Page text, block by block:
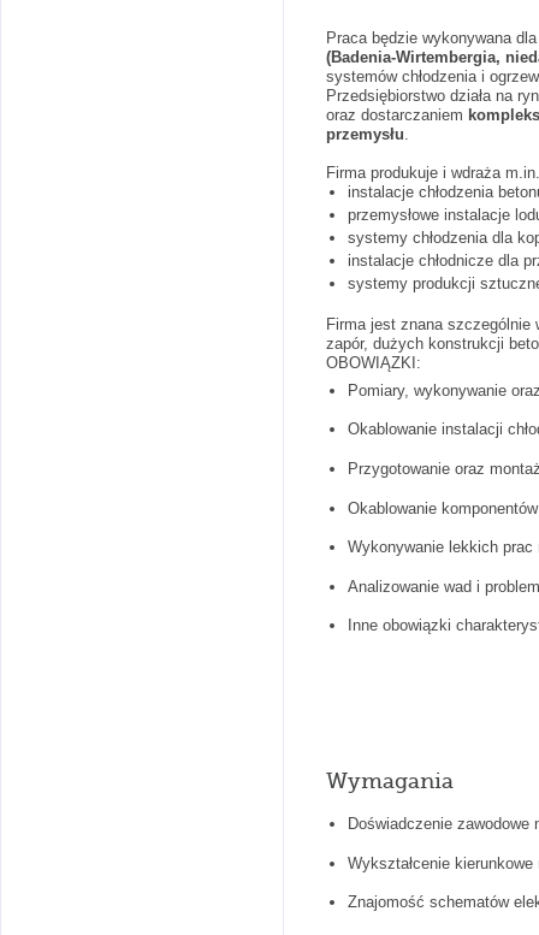
Praca będzie wykonywana
(Badenia-Wirtembergia,
systemów chłodzenia i
Przedsiębiorstwo działa na
oraz dostarczaniem
przemysłu.
Firma produkuje i wdraża
instalacje chłodzenia
przemysłowe instalacje
systemy chłodzenia dla
instalacje chłodnicze dla
systemy produkcji
Firma jest znana szczególnie
zapór, dużych konstrukcji
OBOWIĄZKI:
Pomiary, wykonywanie
Okablowanie instalacji
Przygotowanie oraz
Okablowanie
Wykonywanie lekkich prac
Analizowanie wad i
Inne obowiązki
Wymagania
Doświadczenie
Wykształcenie
Znajomość schematów